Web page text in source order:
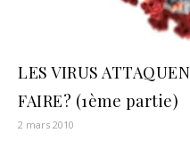
LES VIRUS
FAIRE? (1ème partie)
2 mars 2010